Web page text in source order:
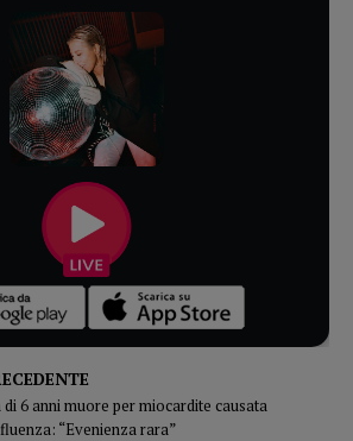
di 6 anni muore per miocardite causata
“Evenienza rara”